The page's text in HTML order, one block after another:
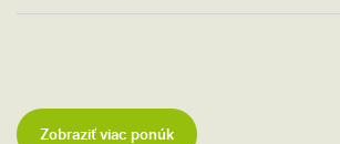
Zobraziť viac ponúk